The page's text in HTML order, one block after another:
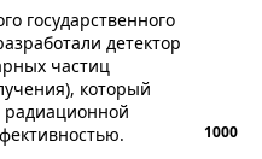
государственного
детектор
частиц
который
радиационной
1000